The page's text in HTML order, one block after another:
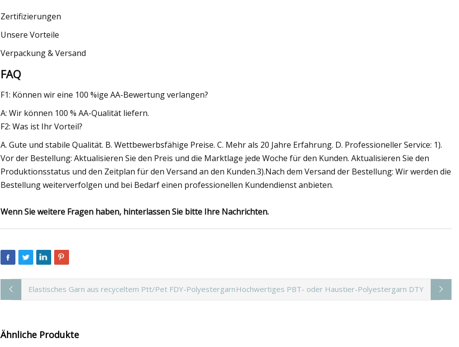
Zertifizierungen
Unsere Vorteile
Verpackung & Versand
FAQ
F1: Können wir eine 100 %ige AA-Bewertung verlangen?
A: Wir können 100 % AA-Qualität liefern.
F2: Was ist Ihr Vorteil?
A. Gute und stabile Qualität. B. Wettbewerbsfähige Preise. C. Mehr als 20 Jahre Erfahrung. D. Professioneller Service: 1).
Vor der Bestellung: Aktualisieren Sie den Preis und die Marktlage jede Woche für den Kunden. Aktualisieren Sie den
Produktionsstatus und den Zeitplan für den Versand an den Kunden.3).Nach dem Versand der Bestellung: Wir werden die
Bestellung weiterverfolgen und bei Bedarf einen professionellen Kundendienst anbieten.
Wenn Sie weitere Fragen haben, hinterlassen Sie bitte Ihre Nachrichten.
Elastisches Garn aus recyceltem Ptt/Pet FDY-Polyestergarn Hochwertiges PBT- oder Haustier-Polyestergarn DTY
Ähnliche Produkte